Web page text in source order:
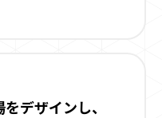
デザインし、